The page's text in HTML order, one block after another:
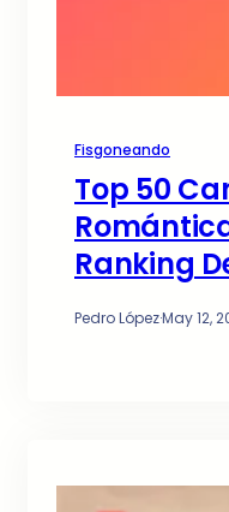
Fisgoneando
Top 50
Ranking
Pedro López·May 12,